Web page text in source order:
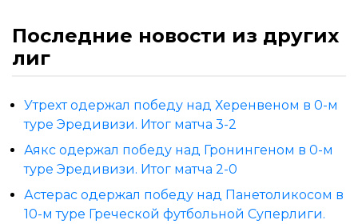
Последние новости из других
лиг
Утрехт одержал победу над Херенвеном в 0-м
туре Эредивизи. Итог матча 3-2
Аякс одержал победу над Гронингеном в 0-м
туре Эредивизи. Итог матча 2-0
Астерас одержал победу над Панетоликосом в
10-м туре Греческой футбольной Суперлиги.